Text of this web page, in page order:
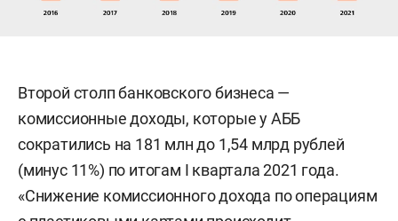
Второй столп банковского бизнеса —
комиссионные доходы, которые у АББ
сократились на 181 млн до 1,54 млрд рублей
(минус 11%) по итогам I квартала 2021 года.
«Снижение комиссионного дохода по операциям